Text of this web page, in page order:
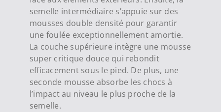
semelle intermédiaire s’appuie sur des
mousses double densité pour garantir
une foulée exceptionnellement amortie.
La couche supérieure intègre une mousse
super critique douce qui rebondit
efficacement sous le pied. De plus, une
seconde mousse absorbe les chocs à
l’impact au niveau le plus proche de la
semelle.